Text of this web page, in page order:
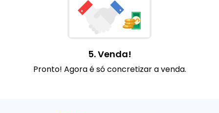
5. Venda!
Pronto! Agora é só concretizar a venda.